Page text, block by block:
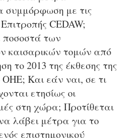
συμμόρφωση με τις
CEDAW;
των
καισαρικών τομών από
το 2013 της έκθεσης της
ΟΗΕ; Και εάν ναι, σε τι
ετησίως οι
στη χώρα; Προτίθεται
λάβει μέτρα για το
επιστημονικού